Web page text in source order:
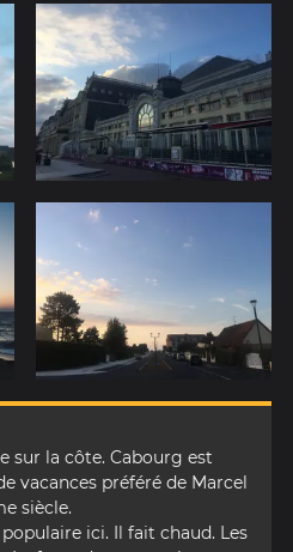
sur la côte. Cabourg est
vacances préféré de Marcel
siècle.
ici. Il fait chaud. Les